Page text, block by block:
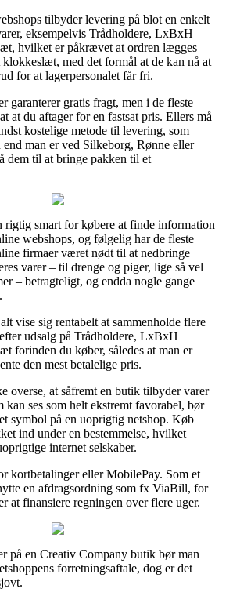
tilbyder levering på blot en enkelt
eksempelvis Trådholdere, LxBxH
hvilket er påkrævet at ordren lægges
med det formål at de kan nå at
for at lagerpersonalet får fri.
garanterer gratis fragt, men i de fleste
at du aftager for en fastsat pris. Ellers må
kostelige metode til levering, som
end man er ved Silkeborg, Rønne eller
dem til at bringe pakken til et
rigtig smart for købere at finde information
webshops, og følgelig har de fleste
firmaer været nødt til at nedbringe
varer – til drenge og piger, lige så vel
– betragteligt, og endda nogle gange
vise sig rentabelt at sammenholde flere
udsalg på Trådholdere, LxBxH
forinden du køber, således at man er
den mest betalelige pris.
overse, at såfremt en butik tilbyder varer
kan ses som helt ekstremt favorabel, bør
symbol på en uoprigtig netshop. Køb
ind under en bestemmelse, hvilket
internet selskaber.
kortbetalinger eller MobilePay. Som et
en afdragsordning som fx ViaBill, for
at finansiere regningen over flere uger.
på en Creativ Company butik bør man
forretningsaftale, dog er det